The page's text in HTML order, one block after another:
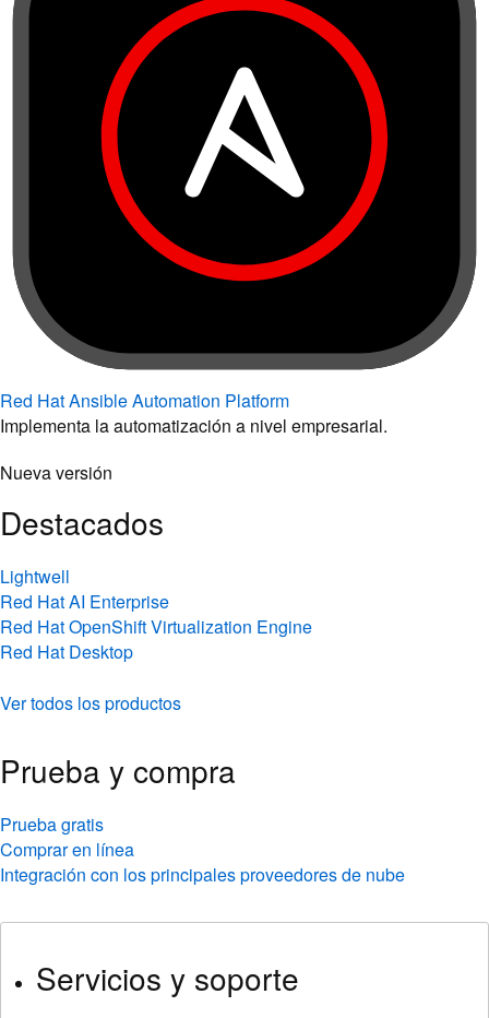
Red Hat Ansible Automation Platform
Implementa la automatización a nivel empresarial.
Nueva versión
Destacados
Lightwell
Red Hat AI Enterprise
Red Hat OpenShift Virtualization Engine
Red Hat Desktop
Ver todos los productos
Prueba y compra
Prueba gratis
Comprar en línea
Integración con los principales proveedores de nube
Servicios y soporte